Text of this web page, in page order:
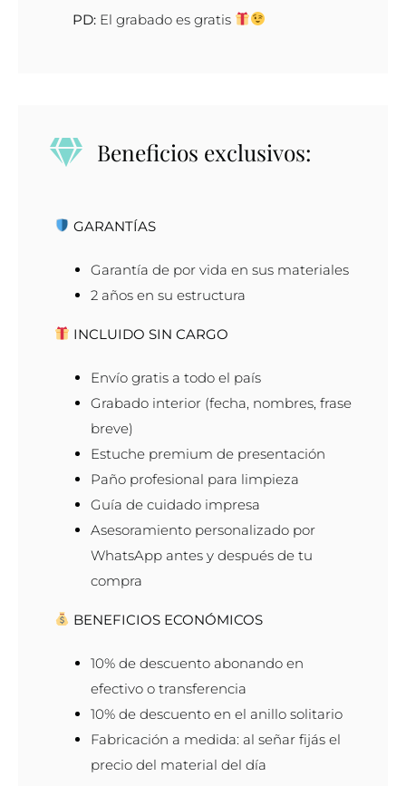
cantidad
PD: El grabado es gratis
Beneficios exclusivos:
GARANTÍAS
Garantía de por vida en sus materiales
2 años en su estructura
INCLUIDO SIN CARGO
Envío gratis a todo el país
Grabado interior (fecha, nombres, frase
breve)
Estuche premium de presentación
Paño profesional para limpieza
Guía de cuidado impresa
Asesoramiento personalizado por
WhatsApp antes y después de tu
compra
BENEFICIOS ECONÓMICOS
10% de descuento abonando en
efectivo o transferencia
10% de descuento en el anillo solitario
Fabricación a medida: al señar fijás el
precio del material del día